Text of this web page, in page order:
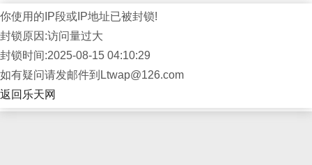
你使用的IP段或IP地址已被封锁!
封锁原因:访问量过大
封锁时间:2025-08-15 04:10:29
如有疑问请发邮件到Ltwap@126.com
返回乐天网